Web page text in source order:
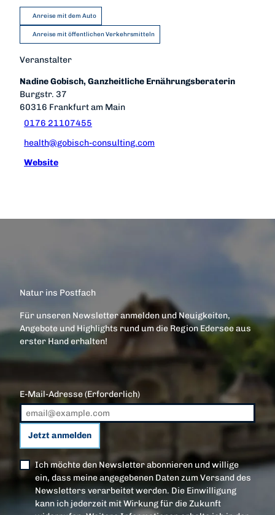
Anreise mit dem Auto
Anreise mit öffentlichen Verkehrsmitteln
Veranstalter
Nadine Gobisch, Ganzheitliche Ernährungsberaterin
Burgstr. 37
60316 Frankfurt am Main
0176 21107455
health@gobisch-consulting.com
Website
Natur ins Postfach
Für unseren Newsletter anmelden und Neuigkeiten,
Angebote und Highlights rund um die Region Edersee aus
erster Hand erhalten!
E-Mail-Adresse(Erforderlich)
Jetzt anmelden
Ich möchte den Newsletter abonnieren und willige
ein, dass meine angegebenen Daten zum Versand des
Newsletters verarbeitet werden. Die Einwilligung
kann ich jederzeit mit Wirkung für die Zukunft